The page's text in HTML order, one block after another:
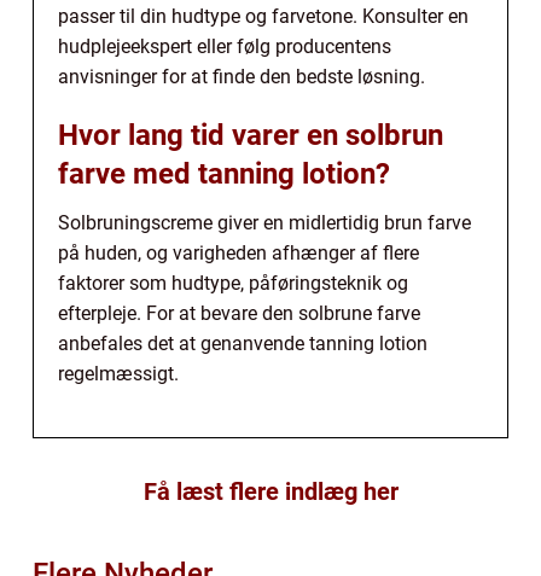
passer til din hudtype og farvetone. Konsulter en
hudplejeekspert eller følg producentens
anvisninger for at finde den bedste løsning.
Hvor lang tid varer en solbrun
farve med tanning lotion?
Solbruningscreme giver en midlertidig brun farve
på huden, og varigheden afhænger af flere
faktorer som hudtype, påføringsteknik og
efterpleje. For at bevare den solbrune farve
anbefales det at genanvende tanning lotion
regelmæssigt.
Få læst flere indlæg her